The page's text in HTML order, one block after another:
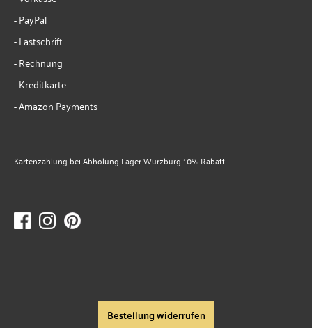
- PayPal
- Lastschrift
- Rechnung
- Kreditkarte
- Amazon Payments
Kartenzahlung bei Abholung Lager Würzburg 10% Rabatt
Bestellung widerrufen